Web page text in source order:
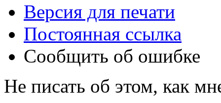
Версия для печати
Постоянная ссылка
Сообщить об ошибке
Не писать об этом, как